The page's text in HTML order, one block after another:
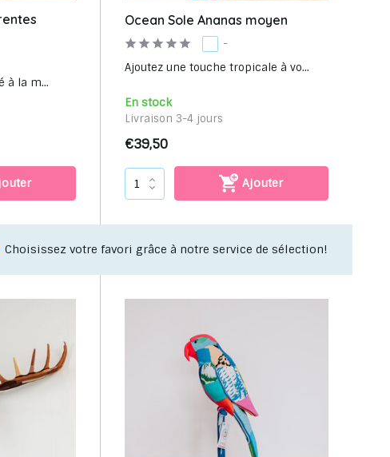
à la m...
Ocean Sole Ananas moyen
-
Ajoutez une touche tropicale à vo...
En stock
Livraison 3-4 jours
€39,50
Ajouter
Des objets uniques à recycler pour votre intérieur !